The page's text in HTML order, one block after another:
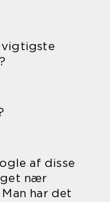
af disse
nær
har det